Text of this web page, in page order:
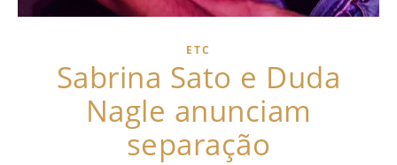
ETC
Sabrina Sato e Duda
Nagle anunciam
separação